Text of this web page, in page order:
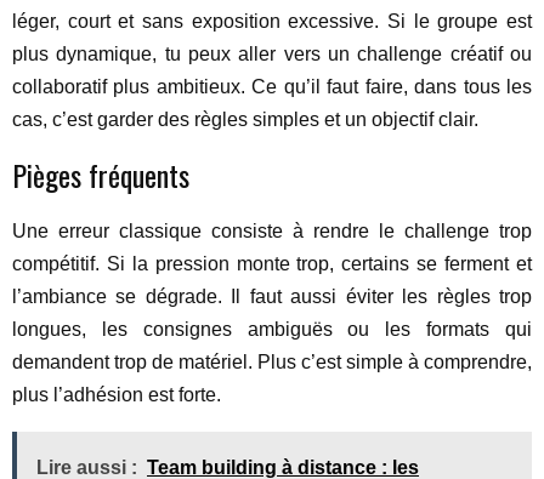
léger, court et sans exposition excessive. Si le groupe est
plus dynamique, tu peux aller vers un challenge créatif ou
collaboratif plus ambitieux. Ce qu’il faut faire, dans tous les
cas, c’est garder des règles simples et un objectif clair.
Pièges fréquents
Une erreur classique consiste à rendre le challenge trop
compétitif. Si la pression monte trop, certains se ferment et
l’ambiance se dégrade. Il faut aussi éviter les règles trop
longues, les consignes ambiguës ou les formats qui
demandent trop de matériel. Plus c’est simple à comprendre,
plus l’adhésion est forte.
Lire aussi : Team building à distance : les